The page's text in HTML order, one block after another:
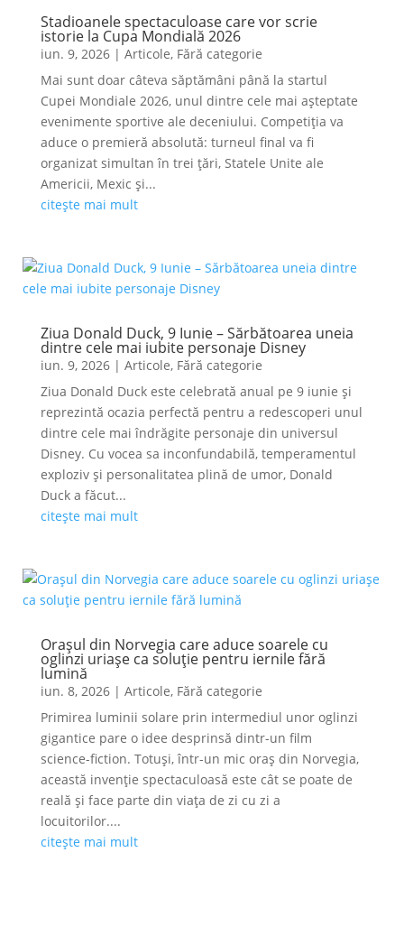
Stadioanele spectaculoase care vor scrie
istorie la Cupa Mondială 2026
iun. 9, 2026| Articole, Fără categorie
Mai sunt doar câteva săptămâni până la startul
Cupei Mondiale 2026, unul dintre cele mai așteptate
evenimente sportive ale deceniului. Competiția va
aduce o premieră absolută: turneul final va fi
organizat simultan în trei țări, Statele Unite ale
Americii, Mexic și...
citește mai mult
Ziua Donald Duck, 9 Iunie – Sărbătoarea uneia
dintre cele mai iubite personaje Disney
iun. 9, 2026| Articole, Fără categorie
Ziua Donald Duck este celebrată anual pe 9 iunie și
reprezintă ocazia perfectă pentru a redescoperi unul
dintre cele mai îndrăgite personaje din universul
Disney. Cu vocea sa inconfundabilă, temperamentul
exploziv și personalitatea plină de umor, Donald
Duck a făcut...
citește mai mult
Orașul din Norvegia care aduce soarele cu
oglinzi uriașe ca soluție pentru iernile fără
lumină
iun. 8, 2026| Articole, Fără categorie
Primirea luminii solare prin intermediul unor oglinzi
gigantice pare o idee desprinsă dintr-un film
science-fiction. Totuși, într-un mic oraș din Norvegia,
această invenție spectaculoasă este cât se poate de
reală și face parte din viața de zi cu zi a
locuitorilor....
citește mai mult